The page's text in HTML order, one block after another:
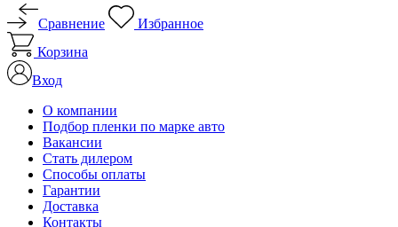
Сравнение
Избранное
Корзина
Вход
О компании
Подбор пленки по марке авто
Вакансии
Стать дилером
Способы оплаты
Гарантии
Доставка
Контакты